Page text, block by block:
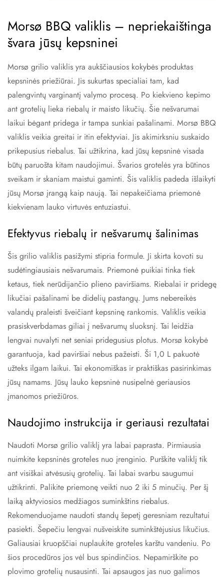
Morsø BBQ valiklis – nepriekaištinga
švara jūsų kepsninei
Morsø grilio valiklis yra aukščiausios kokybės produktas
kepsninės priežiūrai. Jis sukurtas specialiai tam, kad
palengvintų varginantį valymo procesą. Po kiekvieno kepimo
ant grotelių lieka riebalų ir maisto likučių. Šie nešvarumai
laikui bėgant pridega ir tampa sunkiai pašalinami. Morsø BBQ
valiklis veikia greitai ir itin efektyviai. Jis akimirksniu suskaido
prikepusius riebalus. Tai užtikrina, kad jūsų kepsninė visada
būtų paruošta kitam naudojimui. Švarios grotelės yra būtinos
sveikam ir skaniam maistui gaminti. Šis valiklis padeda išlaikyti
jūsų Morsø įrangą kaip naują. Tai nepakeičiama priemonė
kiekvienam lauko virtuvės entuziastui.
Efektyvus riebalų ir nešvarumų šalinimas
Šis grilio valiklis pasižymi stipria formule. Ji skirta kovoti su
sudėtingiausiais nešvarumais. Priemonė puikiai tinka tiek
ketaus, tiek nerūdijančio plieno paviršiams. Riebalai ir pridegę
likučiai pašalinami be didelių pastangų. Jums nebereikės
valandų praleisti šveičiant kepsninę rankomis. Valiklis veikia
prasiskverbdamas giliai į nešvarumų sluoksnį. Tai leidžia
lengvai nuvalyti net seniai pridegusius plotus. Morsø kokybė
garantuoja, kad paviršiai nebus pažeisti. Ši 1,0 L pakuotė
užteks ilgam laikui. Tai ekonomiškas ir praktiškas pasirinkimas
jūsų namams. Jūsų lauko kepsninė nusipelnė geriausios
įmanomos priežiūros.
Naudojimo instrukcija ir geriausi rezultatai
Naudoti Morsø grilio valiklį yra labai paprasta. Pirmiausia
nuimkite kepsninės groteles nuo įrenginio. Purškite valiklį tik
ant visiškai atvėsusių grotelių. Tai labai svarbu saugumui
užtikrinti. Palikite priemonę veikti nuo 2 iki 5 minučių. Per šį
laiką aktyviosios medžiagos suminkštins riebalus.
Rekomenduojame naudoti standų šepetį geresniam rezultatui
pasiekti. Šepečiu lengvai nušveiskite suminkštėjusius likučius.
Galiausiai kruopščiai nuplaukite groteles karštu vandeniu. Po
šios procedūros jos vėl bus spindinčios. Nepamirškite po
plovimo grotelių nusausinti. Tai apsaugos jas nuo galimos